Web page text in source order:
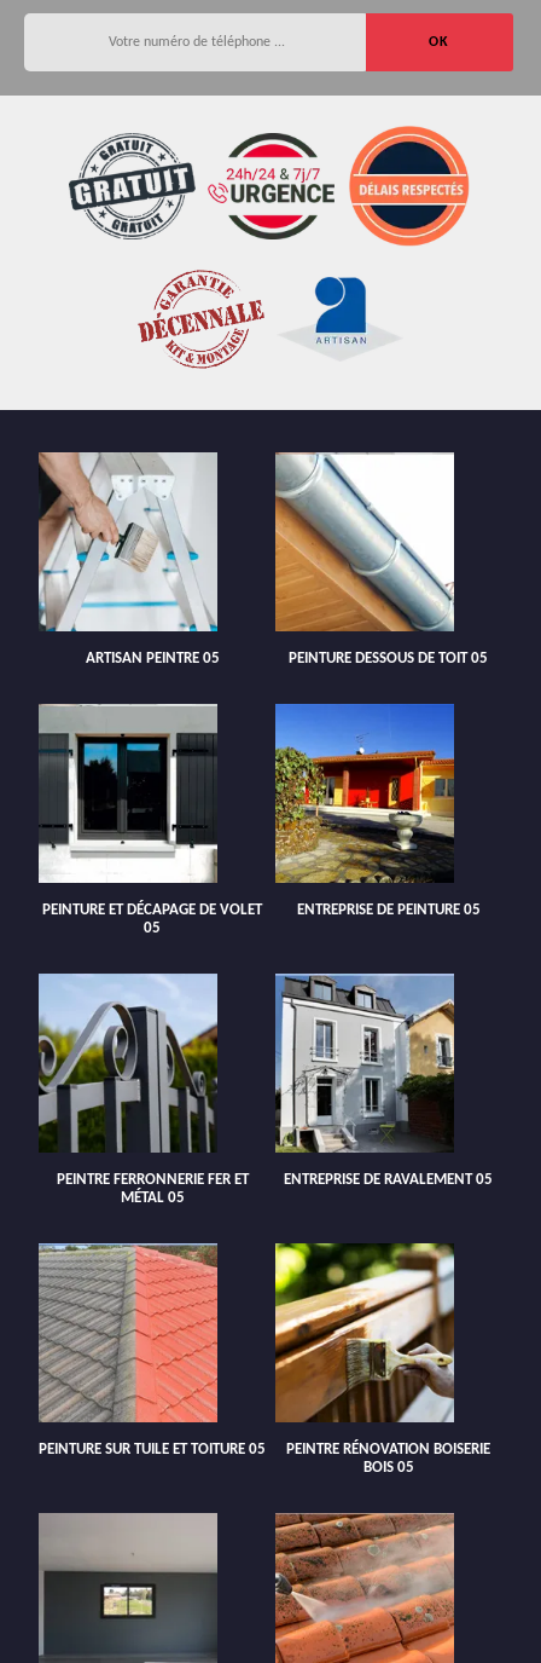
ARTISAN PEINTRE 05 PEINTURE DESSOUS DE TOIT 05
PEINTURE ET DÉCAPAGE DE VOLET
05
ENTREPRISE DE PEINTURE 05
PEINTRE FERRONNERIE FER ET
MÉTAL 05
ENTREPRISE DE RAVALEMENT 05
PEINTURE SUR TUILE ET TOITURE 05
PEINTRE RÉNOVATION BOISERIE
BOIS 05